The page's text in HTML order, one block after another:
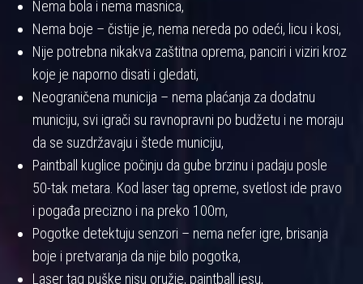
Nema bola i nema masnica,
Nema boje – čistije je, nema nereda po odeći, licu i kosi,
Nije potrebna nikakva zaštitna oprema, panciri i viziri kroz
koje je naporno disati i gledati,
Neograničena municija – nema plaćanja za dodatnu
municiju, svi igrači su ravnopravni po budžetu i ne moraju
da se suzdržavaju i štede municiju,
Paintball kuglice počinju da gube brzinu i padaju posle
50-tak metara. Kod laser tag opreme, svetlost ide pravo
i pogađa precizno i na preko 100m,
Pogotke detektuju senzori – nema nefer igre, brisanja
boje i pretvaranja da nije bilo pogotka,
Laser tag puške nisu oružje, paintball jesu,